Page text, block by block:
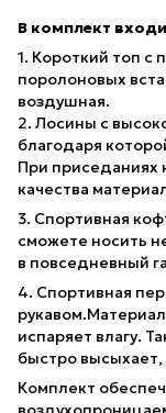
В комплект
1. Короткий топ с
поролоновых
воздушная.
2. Лосины с
благодаря
При приседаниях
качества
3. Спортивная
сможете носить
в повседневный
4. Спортивная
испаряет влагу.
быстро высыхает,
Комплект